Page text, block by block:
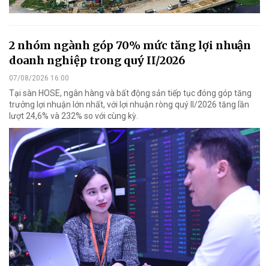
2 nhóm ngành góp 70% mức tăng lợi nhuận
doanh nghiệp trong quý II/2026
07/08/2026 16:00
Tại sàn HOSE, ngân hàng và bất động sản tiếp tục đóng góp tăng
trưởng lợi nhuận lớn nhất, với lợi nhuận ròng quý II/2026 tăng lần
lượt 24,6% và 232% so với cùng kỳ.